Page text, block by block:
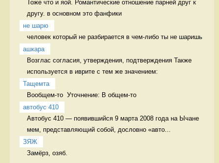
Тоже что и яой. Романтические отношение парней друг к
другу. в основном это фанфики
не шарю
ашкара
Возглас согласия, утверждения, подтверждения Также
используется в иврите с тем же значением:
Тащемта
Вообщем-то  Уточнение: В общем-то
автобус 410
Автобус 410 — появившийся 9 марта 2008 года на Ычане
мем, представляющий собой, дословно «авто...
ЗЯЖ
Замёрз, озяб.